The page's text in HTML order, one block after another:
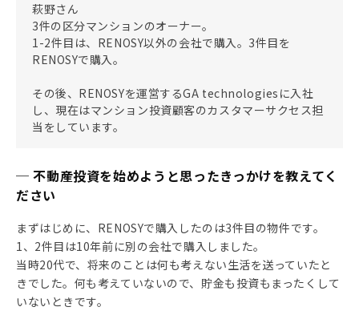
萩野さん
3件の区分マンションのオーナー。
1-2件目は、RENOSY以外の会社で購入。3件目を
RENOSYで購入。
その後、RENOSYを運営するGA technologiesに入社
し、現在はマンション投資顧客のカスタマーサクセス担
当をしています。
─ 不動産投資を始めようと思ったきっかけを教えてく
ださい
まずはじめに、RENOSYで購入したのは3件目の物件です。
1、2件目は10年前に別の会社で購入しました。
当時20代で、将来のことは何も考えない生活を送っていたと
きでした。何も考えていないので、貯金も投資もまったくして
いないときです。